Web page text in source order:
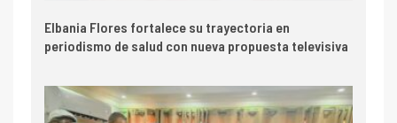
Elbania Flores fortalece su trayectoria en
periodismo de salud con nueva propuesta televisiva